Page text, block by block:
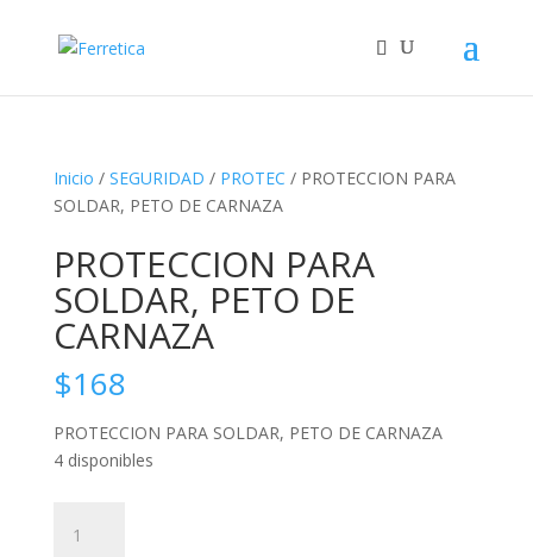
Inicio / SEGURIDAD / PROTEC / PROTECCION PARA
SOLDAR, PETO DE CARNAZA
PROTECCION PARA
SOLDAR, PETO DE
CARNAZA
$168
PROTECCION PARA SOLDAR, PETO DE CARNAZA
4 disponibles
PARA